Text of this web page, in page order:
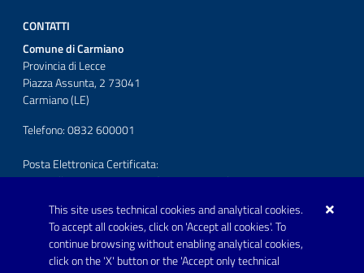
This site uses technical cookies and analytical cookies.
To accept all cookies, click on 'Accept all cookies'. To
continue browsing without enabling analytical cookies,
click on the 'X' button or the 'Accept only technical
CONTATTI
Comune di Carmiano
Provincia di Lecce
Piazza Assunta, 2 73041
Carmiano (LE)
Telefono: 0832 600001
Posta Elettronica Certificata:
protocollo.comunecarmiano@pec.rupar.puglia.it
URP - Ufficio Relazioni con il Pubblico
FOLLOW US ON